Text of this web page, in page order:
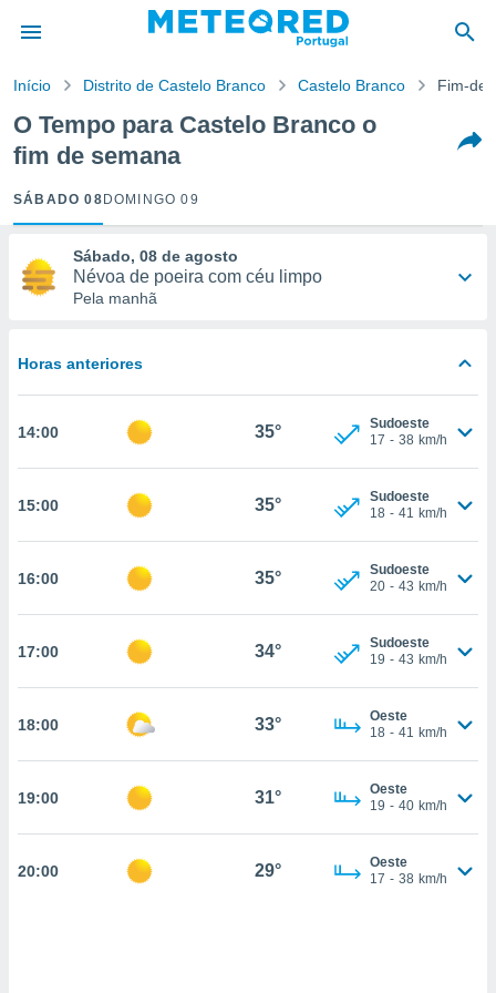
da
foi
para
fornecidas
das
digital
a nossa
botão
ao
ou
no
ACEITAR
CONTINUAR
Início Distrito de Castelo Branco Castelo Branco Fim-
O Tempo para Castelo Branco o
fim de semana
SÁBADO 08 DOMINGO 09
Sábado, 08 de agosto
Névoa de poeira com céu limpo
Pela manhã
35° 20°
Horas anteriores
14:00 35°
Sudoeste
17 - 38 km/h
15:00 35°
Sudoeste
18 - 41 km/h
16:00 35°
Sudoeste
20 - 43 km/h
17:00 34°
Sudoeste
19 - 43 km/h
18:00 33°
Oeste
18 - 41 km/h
19:00 31°
Oeste
19 - 40 km/h
20:00 29°
Oeste
17 - 38 km/h